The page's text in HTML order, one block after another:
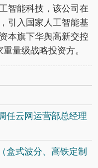
智能科技，该公司在
引入国家人工智能基
本旗下华舆高新交控
量级战略投资方。
任云网运营部总经理
盒式波分、高铁定制